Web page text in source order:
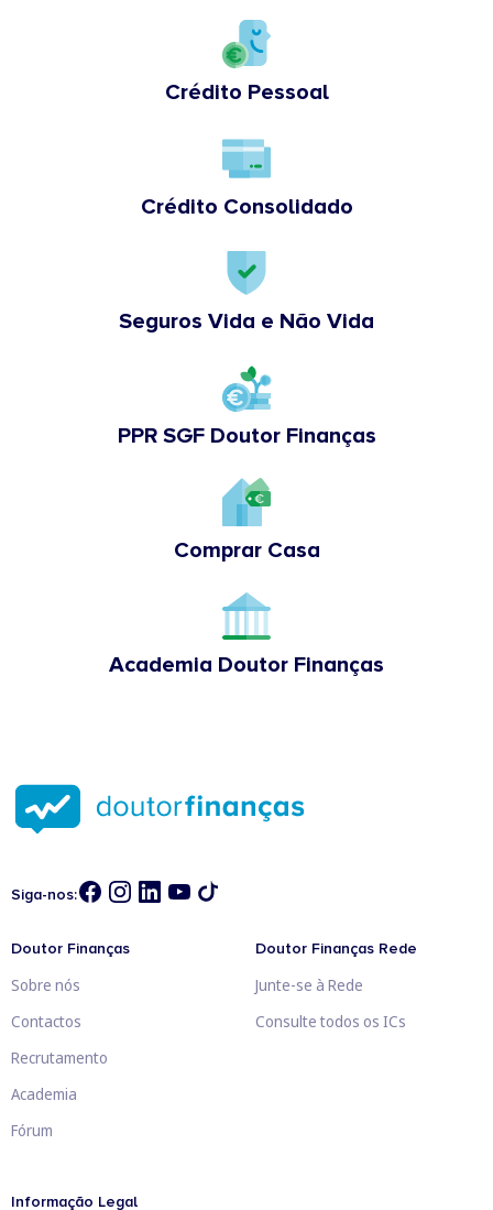
Crédito Pessoal
Crédito Consolidado
Seguros Vida e Não Vida
PPR SGF Doutor Finanças
Comprar Casa
Academia Doutor Finanças
Siga-nos:
Doutor Finanças
Sobre nós
Contactos
Recrutamento
Academia
Fórum
Doutor Finanças Rede
Junte-se à Rede
Consulte todos os ICs
Informação Legal